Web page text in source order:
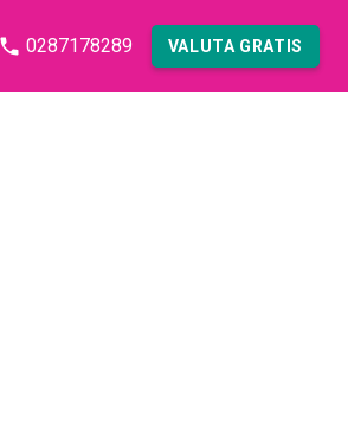
0287178289 VALUTA GRATIS